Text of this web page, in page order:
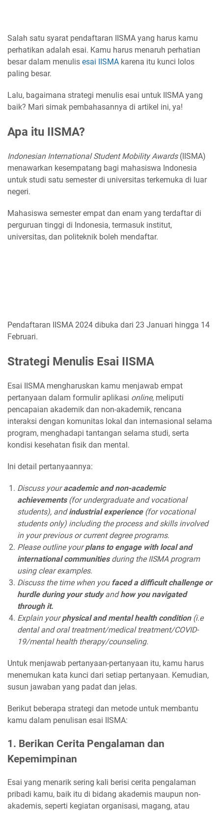
Salah satu syarat pendaftaran IISMA yang harus kamu
perhatikan adalah esai. Kamu harus menaruh perhatian
besar dalam menulis esai IISMA karena itu kunci lolos
paling besar.
Lalu, bagaimana strategi menulis esai untuk IISMA yang
baik? Mari simak pembahasannya di artikel ini, ya!
Apa itu IISMA?
Indonesian International Student Mobility Awards(IISMA)
menawarkan kesempatang bagi mahasiswa Indonesia
untuk studi satu semester di universitas terkemuka di luar
negeri.
Mahasiswa semester empat dan enam yang terdaftar di
perguruan tinggi di Indonesia, termasuk institut,
universitas, dan politeknik boleh mendaftar.
Pendaftaran IISMA 2024 dibuka dari 23 Januari hingga 14
Februari.
Strategi Menulis Esai IISMA
Esai IISMA mengharuskan kamu menjawab empat
pertanyaan dalam formulir aplikasi online, meliputi
pencapaian akademik dan non-akademik, rencana
interaksi dengan komunitas lokal dan internasional selama
program, menghadapi tantangan selama studi, serta
kondisi kesehatan fisik dan mental.
Ini detail pertanyaannya:
Discuss youracademic and non-academic
achievements(for undergraduate and vocational
students), andindustrial experience (for vocational
students only) including the process and skills involved
in your previous or current degree programs.
Please outline yourplans to engage with local and
international communitiesduring the IISMA program
using clear examples.
Discuss the time when you faced a difficult challenge or
hurdle during your studyandhow you navigated
through it.
Explain yourphysical and mental health condition(i.e
dental and oral treatment/medical treatment/COVID-
19/mental health therapy/counseling.
Untuk menjawab pertanyaan-pertanyaan itu, kamu harus
menemukan kata kunci dari setiap pertanyaan. Kemudian,
susun jawaban yang padat dan jelas.
Berikut beberapa strategi dan metode untuk membantu
kamu dalam penulisan esai IISMA:
1. Berikan Cerita Pengalaman dan
Kepemimpinan
Esai yang menarik sering kali berisi cerita pengalaman
pribadi kamu, baik itu di bidang akademis maupun non-
akademis, seperti kegiatan organisasi, magang, atau